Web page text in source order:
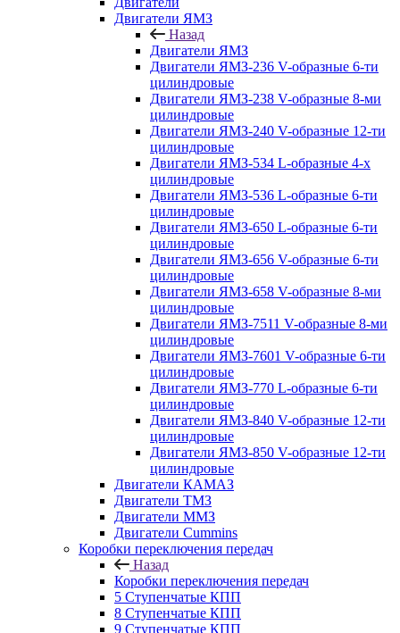
Двигатели ЯМЗ
Назад
Двигатели ЯМЗ
Двигатели ЯМЗ-236 V-образные 6-ти
цилиндровые
Двигатели ЯМЗ-238 V-образные 8-ми
цилиндровые
Двигатели ЯМЗ-240 V-образные 12-ти
цилиндровые
Двигатели ЯМЗ-534 L-образные 4-х
цилиндровые
Двигатели ЯМЗ-536 L-образные 6-ти
цилиндровые
Двигатели ЯМЗ-650 L-образные 6-ти
цилиндровые
Двигатели ЯМЗ-656 V-образные 6-ти
цилиндровые
Двигатели ЯМЗ-658 V-образные 8-ми
цилиндровые
Двигатели ЯМЗ-7511 V-образные 8-ми
цилиндровые
Двигатели ЯМЗ-7601 V-образные 6-ти
цилиндровые
Двигатели ЯМЗ-770 L-образные 6-ти
цилиндровые
Двигатели ЯМЗ-840 V-образные 12-ти
цилиндровые
Двигатели ЯМЗ-850 V-образные 12-ти
цилиндровые
Двигатели КАМАЗ
Двигатели ТМЗ
Двигатели ММЗ
Двигатели Cummins
Коробки переключения передач
Назад
Коробки переключения передач
5 Ступенчатые КПП
8 Ступенчатые КПП
9 Ступенчатые КПП